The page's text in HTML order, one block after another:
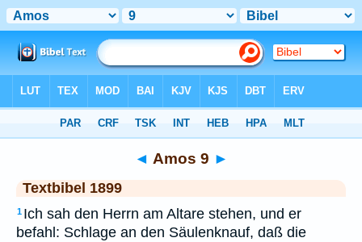
◄ Amos 9 ►
Textbibel 1899
1 Ich sah den Herrn am Altare stehen, und er
befahl: Schlage an den Säulenknauf, daß die